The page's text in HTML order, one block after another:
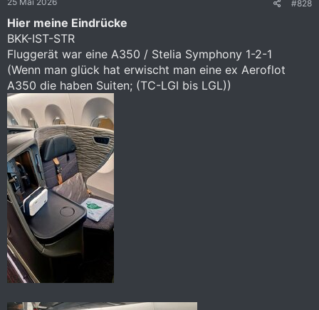
#828
Hier meine Eindrücke
BKK-IST-STR
Fluggerät war eine A350 / Stelia Symphony 1-2-1
(Wenn man glück hat erwischt man eine ex Aeroflot
A350 die haben Suiten; (TC-LGI bis LGL))